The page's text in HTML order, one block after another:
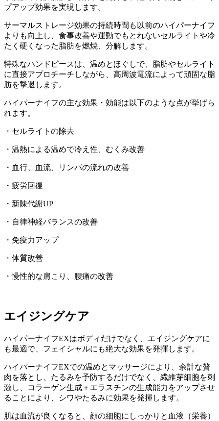
プアップ効果を実現します。
サーマルストレージ効果の持続時間も以前のハイパーナイフ
よりも向上し、食事改善や運動でもとれないセルライトや冷
たく硬くなった脂肪を燃焼、分解します。
特殊なハンドピースは、温めとほぐしで、脂肪やセルライト
に直接アプロチーチしながら、高周波電流によって頑固な脂
肪を撃退します。
ハイパーナイフの主な効果・効能は以下のような点が挙げら
れます。
・セルライトの除去
・温熱による温めで冷え性、むくみ改善
・血行、血流、リンパの流れの改善
・疲労回復
・新陳代謝UP
・自律神経バランスの改善
・免疫力アップ
・体質改善
・慢性的な肩こり、腰痛の改善
エイジングケア
ハイパーナイフEXはボディだけでなく、エイジングケアに
も最適で、フェイシャルにも絶大な効果を発揮します。
ハイパーナイフEXでの温めとマッサージにより、余計な贅
肉を落とし、たるみを予防するだけでなく、繊維芽細胞を刺
激し、コラーゲン生成＋エラスチンの生成能力をアップさせ
ることにより、シワやたるみに効果を発揮します。
肌は血流が良くなると、顔の細胞にしっかりと血液（栄養）